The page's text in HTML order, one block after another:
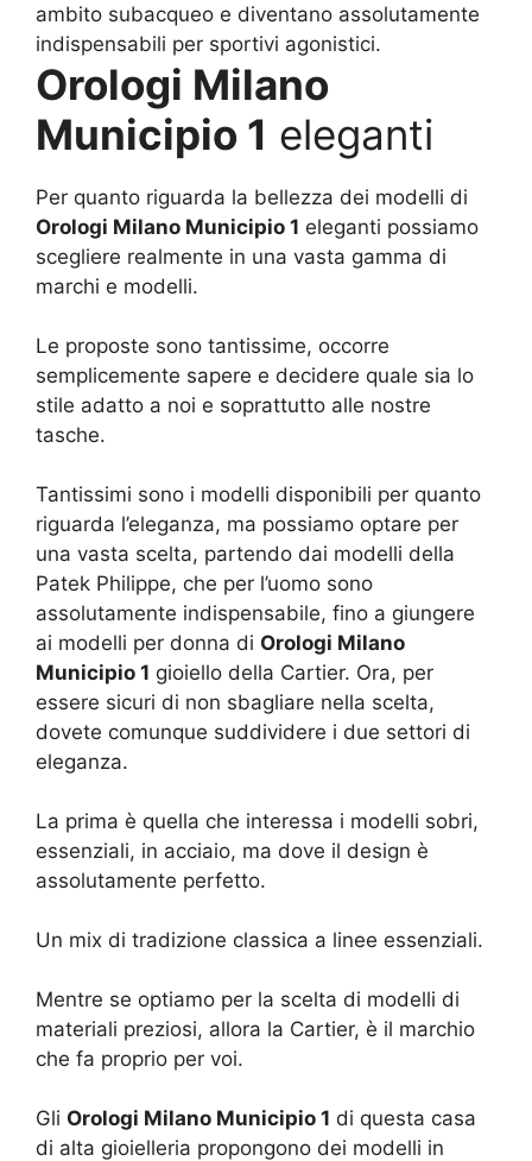
ambito subacqueo e diventano assolutamente
indispensabili per sportivi agonistici.
Orologi Milano
Municipio 1 eleganti
Per quanto riguarda la bellezza dei modelli di
Orologi Milano Municipio 1 eleganti possiamo
scegliere realmente in una vasta gamma di
marchi e modelli.
Le proposte sono tantissime, occorre
semplicemente sapere e decidere quale sia lo
stile adatto a noi e soprattutto alle nostre
tasche.
Tantissimi sono i modelli disponibili per quanto
riguarda l’eleganza, ma possiamo optare per
una vasta scelta, partendo dai modelli della
Patek Philippe, che per l’uomo sono
assolutamente indispensabile, fino a giungere
ai modelli per donna di Orologi Milano
Municipio 1 gioiello della Cartier. Ora, per
essere sicuri di non sbagliare nella scelta,
dovete comunque suddividere i due settori di
eleganza.
La prima è quella che interessa i modelli sobri,
essenziali, in acciaio, ma dove il design è
assolutamente perfetto.
Un mix di tradizione classica a linee essenziali.
Mentre se optiamo per la scelta di modelli di
materiali preziosi, allora la Cartier, è il marchio
che fa proprio per voi.
Gli Orologi Milano Municipio 1 di questa casa
di alta gioielleria propongono dei modelli in